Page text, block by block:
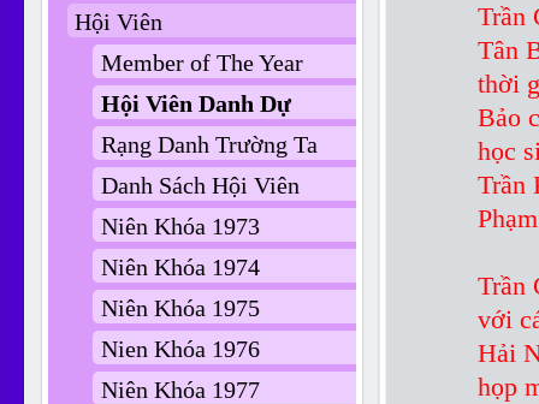
Trần
Tân
thời
Bảo
học
Trần
Trần
với
Hải
họp
Hội Viên
Member of The Year
Hội Viên Danh Dự
Rạng Danh Trường Ta
Danh Sách Hội Viên
Niên Khóa 1973
Niên Khóa 1974
Niên Khóa 1975
Nien Khóa 1976
Niên Khóa 1977